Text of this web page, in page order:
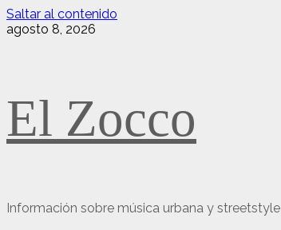
Saltar al contenido
agosto 8, 2026
El Zocco
Información sobre música urbana y streetstyle